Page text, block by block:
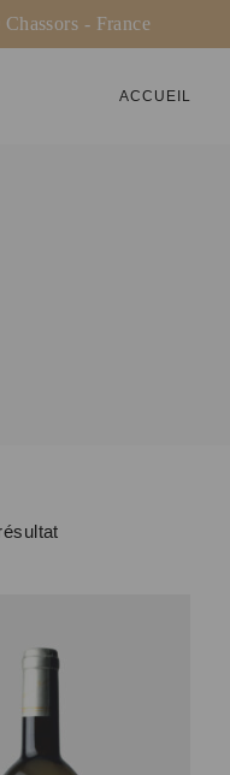
- France
ACCUEIL